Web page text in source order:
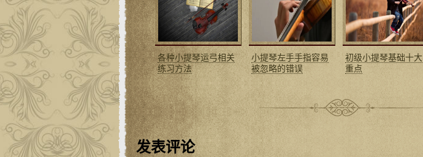
各种小提琴运弓相关
练习方法
小提琴左手手指容易
被忽略的错误
初级小提琴基础十大
重点
发表评论